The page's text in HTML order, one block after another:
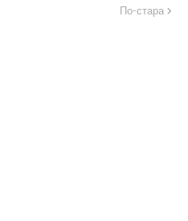
По-стара